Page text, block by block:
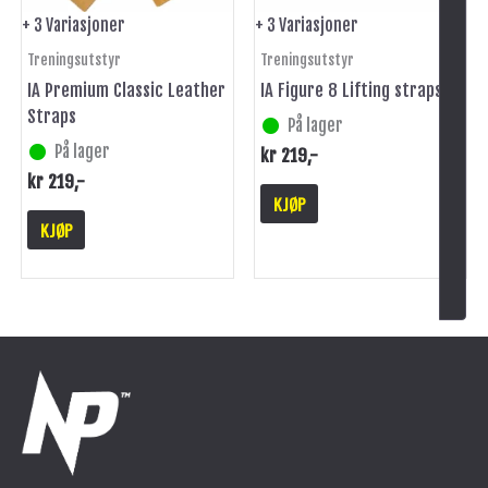
+ 3 Variasjoner
Treningsutstyr
IA Premium Classic Leather
Straps
På lager
kr 219,-
KJØP
på
produktsiden
+ 3 Variasjoner
Treningsutstyr
IA Figure 8 Lifting straps
På lager
kr 219,-
KJØP
på
produktsiden